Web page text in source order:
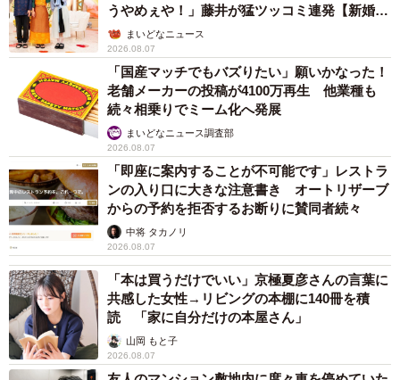
うやめぇや！」藤井が猛ツッコミ連発【新婚さ
ん】まいどなニュース
2026.08.07
「国産マッチでもバズりたい」願いかなった！
老舗メーカーの投稿が4100万再生 他業種も
続々相乗りでミーム化へ発展
まいどなニュース調査部
2026.08.07
「即座に案内することが不可能です」レストラ
ンの入り口に大きな注意書き オートリザーブ
からの予約を拒否するお断りに賛同者続々
中将 タカノリ
2026.08.07
「本は買うだけでいい」京極夏彦さんの言葉に
共感した女性→リビングの本棚に140冊を積
読 「家に自分だけの本屋さん」
山岡 もと子
2026.08.07